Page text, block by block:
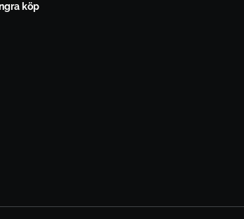
köp